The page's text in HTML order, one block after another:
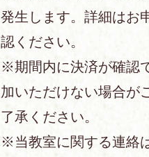
発生します。詳細はお
認ください。
※期間内に決済が確認
加いただけない場合が
了承ください。
※当教室に関する連絡